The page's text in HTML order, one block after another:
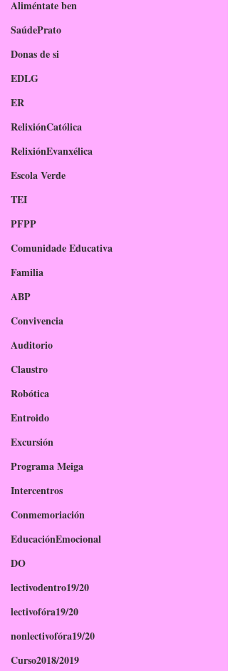
Aliméntate ben
SaúdePrato
Donas de si
EDLG
ER
RelixiónCatólica
RelixiónEvanxélica
Escola Verde
TEI
PFPP
Comunidade Educativa
Familia
ABP
Convivencia
Auditorio
Claustro
Robótica
Entroido
Excursión
Programa Meiga
Intercentros
Conmemoriación
EducaciónEmocional
DO
lectivodentro19/20
lectivofóra19/20
nonlectivofóra19/20
Curso2018/2019